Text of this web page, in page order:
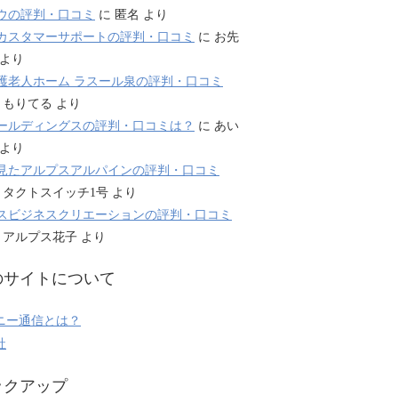
の評判・口コミ に 匿名 より
スタマーサポートの評判・口コミ に お先
り
老人ホーム ラスール泉の評判・口コミ
もりてる より
ルディングスの評判・口コミは？ に あい
り
たアルプスアルパインの評判・口コミ
タクトスイッチ1号 より
ビジネスクリエーションの評判・口コミ
アルプス花子 より
イトについて
ー通信とは？
クアップ